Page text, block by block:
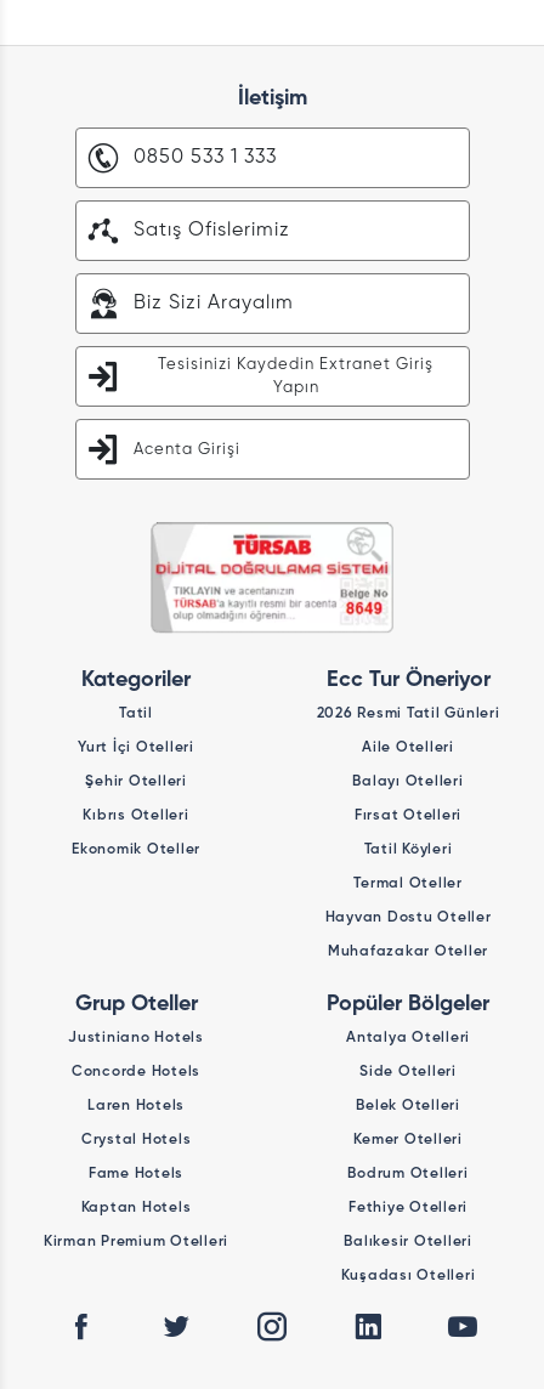
İletişim
0850 533 1 333
Satış Ofislerimiz
Biz Sizi Arayalım
Tesisinizi Kaydedin Extranet Giriş
Yapın
Acenta Girişi
Kategoriler
Tatil
Yurt İçi Otelleri
Şehir Otelleri
Kıbrıs Otelleri
Ekonomik Oteller
Ecc Tur Öneriyor
2026 Resmi Tatil Günleri
Aile Otelleri
Balayı Otelleri
Fırsat Otelleri
Tatil Köyleri
Termal Oteller
Hayvan Dostu Oteller
Muhafazakar Oteller
Grup Oteller
Justiniano Hotels
Concorde Hotels
Laren Hotels
Crystal Hotels
Fame Hotels
Kaptan Hotels
Kirman Premium Otelleri
Popüler Bölgeler
Antalya Otelleri
Side Otelleri
Belek Otelleri
Kemer Otelleri
Bodrum Otelleri
Fethiye Otelleri
Balıkesir Otelleri
Kuşadası Otelleri